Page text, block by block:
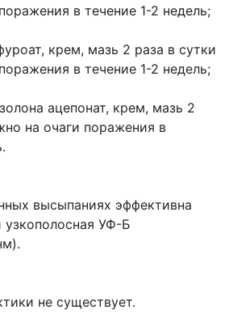
в течение 1-2 недель;
крем, мазь 2 раза в сутки
в течение 1-2 недель;
ацепонат, крем, мазь 2
на очаги поражения в
высыпаниях эффективна
УФ-Б
не существует.